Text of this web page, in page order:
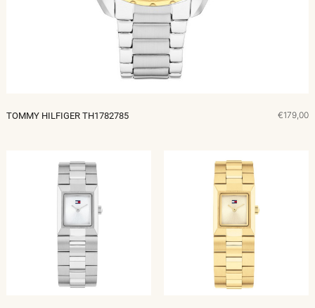
TOMMY HILFIGER TH1782785 €179,00